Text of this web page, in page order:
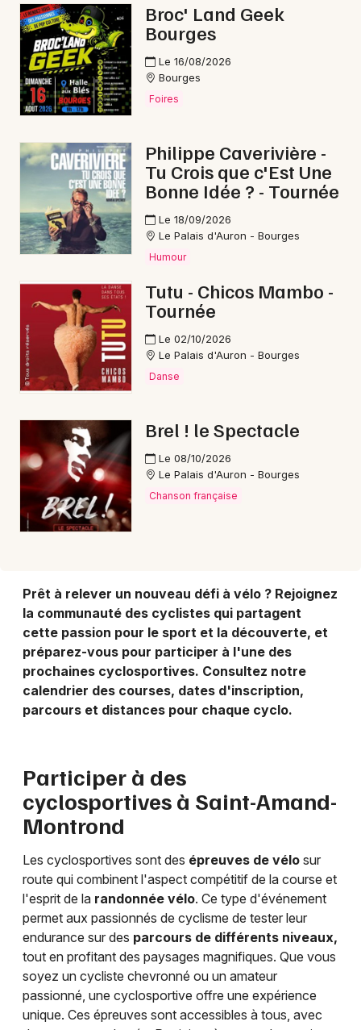
Newsletter des sorties
Artistes en tournée
Actus à Saint-Amand-Montrond
Magazine à Saint-Amand-Montrond
18 - Cher
Choisir mes départements
Mon email
Je m'abonne
Broc' Land Geek
Bourges
Le 16/08/2026
Bourges
Foires
Philippe Caverivière -
Tu Crois que c'Est Une
Bonne Idée ? - Tournée
Le 18/09/2026
Le Palais d'Auron - Bourges
Humour
Tutu - Chicos Mambo -
Tournée
Le 02/10/2026
Le Palais d'Auron - Bourges
Danse
Brel ! le Spectacle
Le 08/10/2026
Le Palais d'Auron - Bourges
Chanson française
Prêt à relever un nouveau défi à vélo ? Rejoignez
la communauté des cyclistes qui partagent
cette passion pour le sport et la découverte, et
préparez-vous pour participer à l'une des
prochaines cyclosportives. Consultez notre
calendrier des courses, dates d'inscription,
parcours et distances pour chaque cyclo.
Participer à des
cyclosportives à Saint-Amand-
Montrond
Les cyclosportives sont des épreuves de vélo sur
route qui combinent l'aspect compétitif de la course et
l'esprit de la randonnée vélo. Ce type d'événement
permet aux passionnés de cyclisme de tester leur
endurance sur des parcours de différents niveaux,
tout en profitant des paysages magnifiques. Que vous
soyez un cycliste chevronné ou un amateur
passionné, une cyclosportive offre une expérience
unique. Ces épreuves sont accessibles à tous, avec